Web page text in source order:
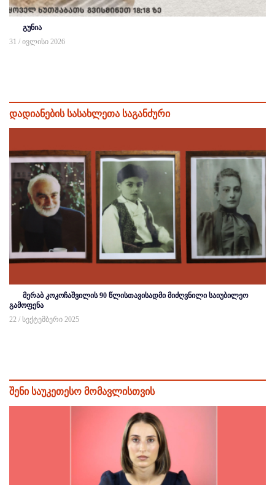
გუნია
31 / ივლისი 2026
დადიანების სასახლეთა საგანძური
მერაბ კოკოჩაშვილის 90 წლისთავისადმი მიძღვნილი საიუბილეო
გამოფენა
22 / სექტემბერი 2025
შენი საუკეთესო მომავლისთვის